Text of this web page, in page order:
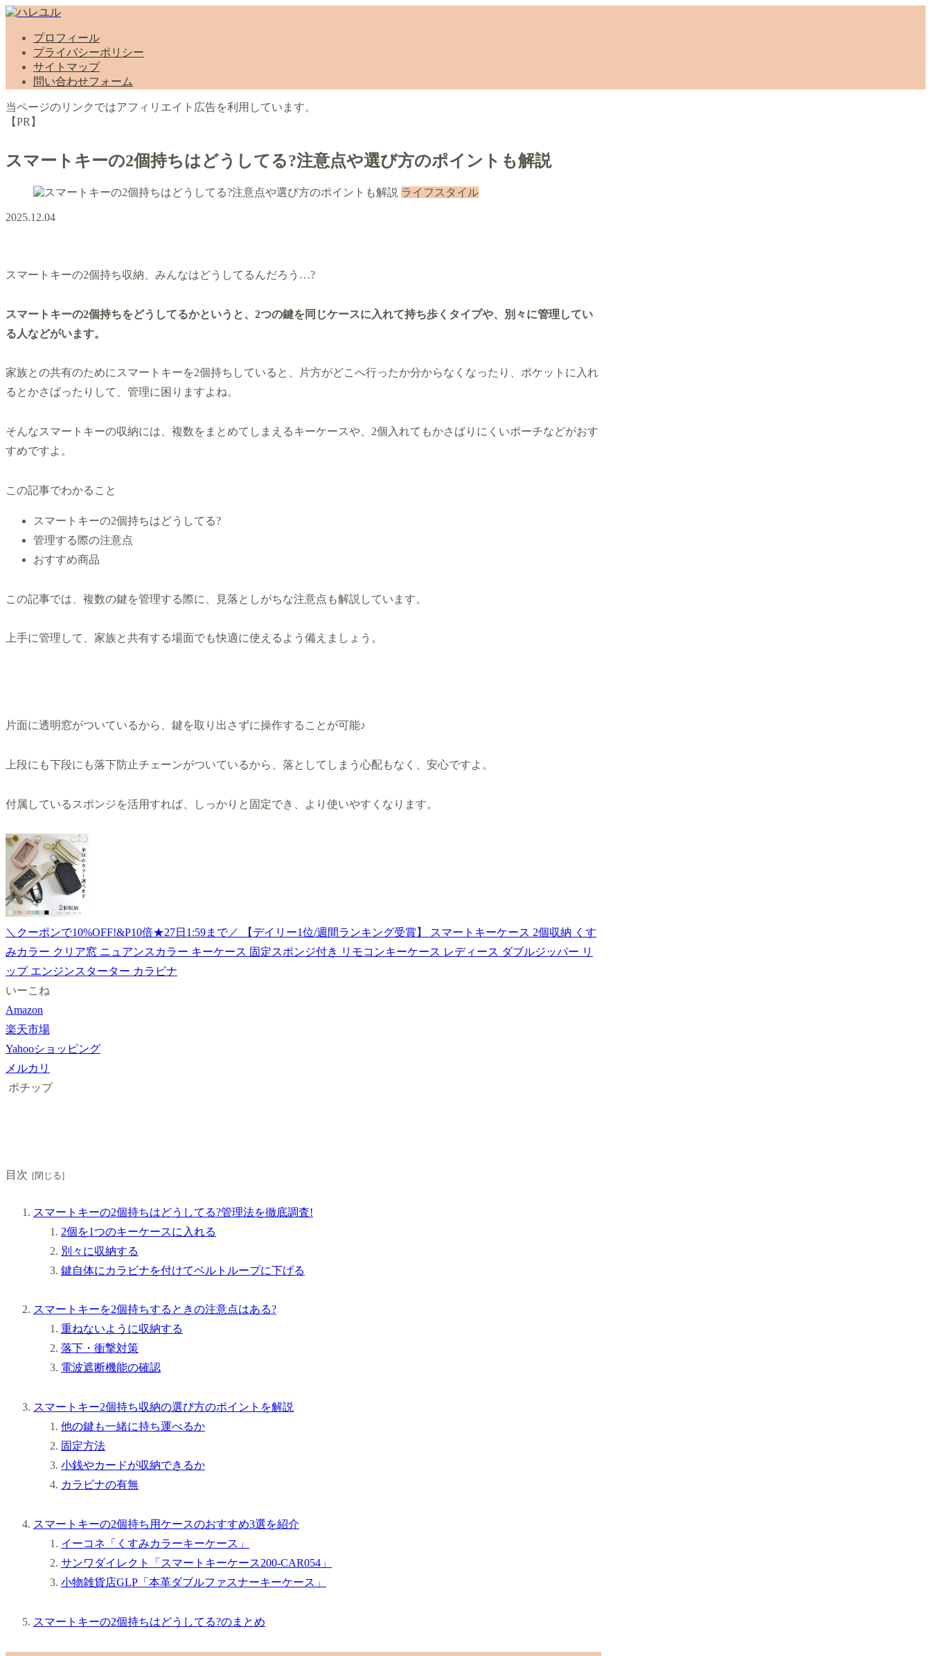
プロフィール
プライバシーポリシー
サイトマップ
問い合わせフォーム
当ページのリンクではアフィリエイト広告を利用しています。
【PR】
スマートキーの2個持ちはどうしてる?注意点や選び方のポイントも解説
ライフスタイル
2025.12.04
スマートキーの2個持ち収納、みんなはどうしてるんだろう…?
スマートキーの2個持ちをどうしてるかというと、2つの鍵を同じケースに入れて持ち歩くタイプや、別々に管理してい
る人などがいます。
家族との共有のためにスマートキーを2個持ちしていると、片方がどこへ行ったか分からなくなったり、ポケットに入れ
るとかさばったりして、管理に困りますよね。
そんなスマートキーの収納には、複数をまとめてしまえるキーケースや、2個入れてもかさばりにくいポーチなどがおす
すめですよ。
この記事でわかること
スマートキーの2個持ちはどうしてる?
管理する際の注意点
おすすめ商品
この記事では、複数の鍵を管理する際に、見落としがちな注意点も解説しています。
上手に管理して、家族と共有する場面でも快適に使えるよう備えましょう。
片面に透明窓がついているから、鍵を取り出さずに操作することが可能♪
上段にも下段にも落下防止チェーンがついているから、落としてしまう心配もなく、安心ですよ。
付属しているスポンジを活用すれば、しっかりと固定でき、より使いやすくなります。
＼クーポンで10%OFF!&P10倍★27日1:59まで／ 【デイリー1位/週間ランキング受賞】 スマートキーケース 2個収納 くす
みカラー クリア窓 ニュアンスカラー キーケース 固定スポンジ付き リモコンキーケース レディース ダブルジッパー リ
ップ エンジンスターター カラビナ
いーこね
Amazon
楽天市場
Yahooショッピング
メルカリ
ポチップ
目次
スマートキーの2個持ちはどうしてる?管理法を徹底調査!
2個を1つのキーケースに入れる
別々に収納する
鍵自体にカラビナを付けてベルトループに下げる
スマートキーを2個持ちするときの注意点はある?
重ねないように収納する
落下・衝撃対策
電波遮断機能の確認
スマートキー2個持ち収納の選び方のポイントを解説
他の鍵も一緒に持ち運べるか
固定方法
小銭やカードが収納できるか
カラビナの有無
スマートキーの2個持ち用ケースのおすすめ3選を紹介
イーコネ「くすみカラーキーケース」
サンワダイレクト「スマートキーケース200-CAR054」
小物雑貨店GLP「本革ダブルファスナーキーケース」
スマートキーの2個持ちはどうしてる?のまとめ